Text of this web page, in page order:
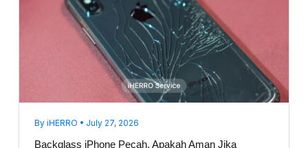
By iHERRO • July 27, 2026
Backglass iPhone Pecah, Apakah Aman Jika
Dibiarkan?